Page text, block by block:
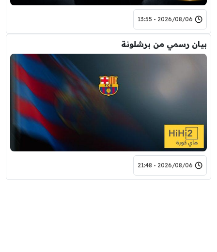
2026/08/06 - 13:55
رسمي من برشلونة
2026/08/06 - 21:48